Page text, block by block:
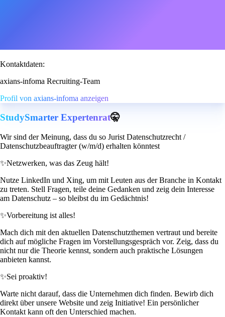
Kontaktdaten:
axians-infoma Recruiting-Team
Profil von axians-infoma anzeigen
StudySmarter Expertenrat🤫
Wir sind der Meinung, dass du so Jurist Datenschutzrecht /
Datenschutzbeauftragter (w/m/d) erhalten könntest
✨Netzwerken, was das Zeug hält!
Nutze LinkedIn und Xing, um mit Leuten aus der Branche in Kontakt
zu treten. Stell Fragen, teile deine Gedanken und zeig dein Interesse
am Datenschutz – so bleibst du im Gedächtnis!
✨Vorbereitung ist alles!
Mach dich mit den aktuellen Datenschutzthemen vertraut und bereite
dich auf mögliche Fragen im Vorstellungsgespräch vor. Zeig, dass du
nicht nur die Theorie kennst, sondern auch praktische Lösungen
anbieten kannst.
✨Sei proaktiv!
Warte nicht darauf, dass die Unternehmen dich finden. Bewirb dich
direkt über unsere Website und zeig Initiative! Ein persönlicher
Kontakt kann oft den Unterschied machen.